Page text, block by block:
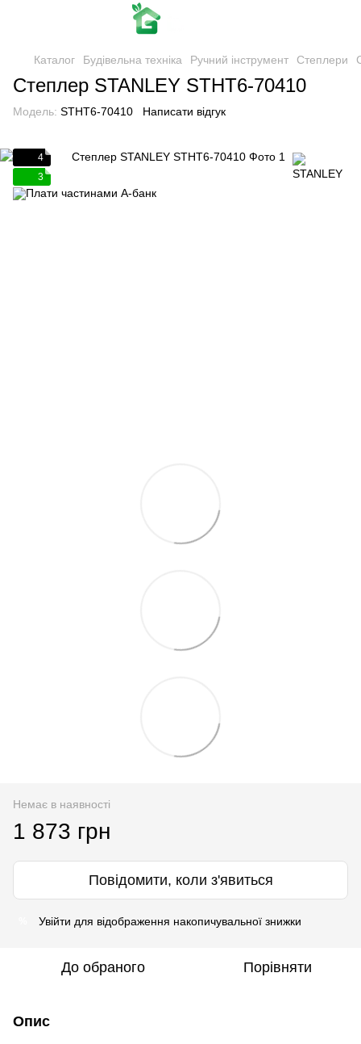
Каталог Будівельна техніка Ручний інструмент Степлери
Степлер STANLEY STHT6-70410
Модель: STHT6-70410 Написати відгук
4
3
Немає в наявності
1 873 грн
Повідомити, коли з'явиться
Увійти для відображення накопичувальної знижки
До обраного Порівняти
Опис